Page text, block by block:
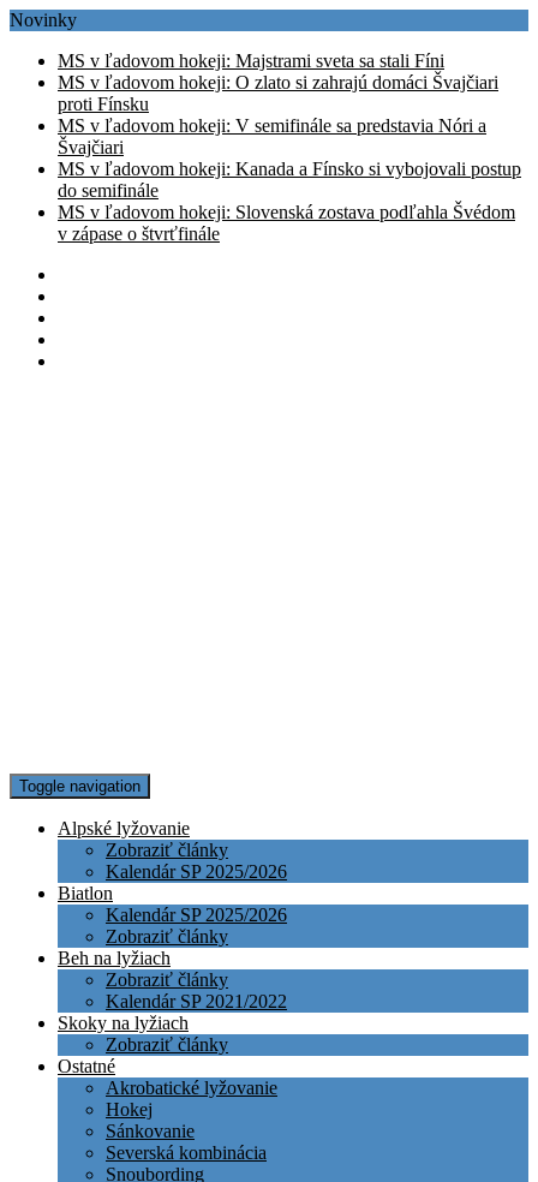
Novinky
MS v ľadovom hokeji: Majstrami sveta sa stali Fíni
MS v ľadovom hokeji: O zlato si zahrajú domáci Švajčiari
proti Fínsku
MS v ľadovom hokeji: V semifinále sa predstavia Nóri a
Švajčiari
MS v ľadovom hokeji: Kanada a Fínsko si vybojovali postup
do semifinále
MS v ľadovom hokeji: Slovenská zostava podľahla Švédom
v zápase o štvrťfinále
Toggle navigation
Alpské lyžovanie
Zobraziť články
Kalendár SP 2025/2026
Biatlon
Kalendár SP 2025/2026
Zobraziť články
Beh na lyžiach
Zobraziť články
Kalendár SP 2021/2022
Skoky na lyžiach
Zobraziť články
Ostatné
Akrobatické lyžovanie
Hokej
Sánkovanie
Severská kombinácia
Snoubording